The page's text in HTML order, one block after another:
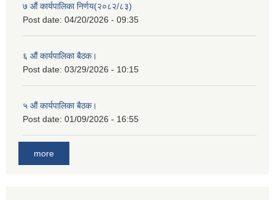
७ औं कार्यपालिका निर्णय(२०८२/८३)
Post date: 04/20/2026 - 09:35
६ औं कार्यपालिका बैठक।
Post date: 03/29/2026 - 10:15
५ औं कार्यपालिका बैठक।
Post date: 01/09/2026 - 16:55
more